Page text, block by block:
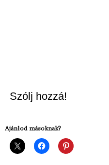
Szólj hozzá!
Ajánlod másoknak?